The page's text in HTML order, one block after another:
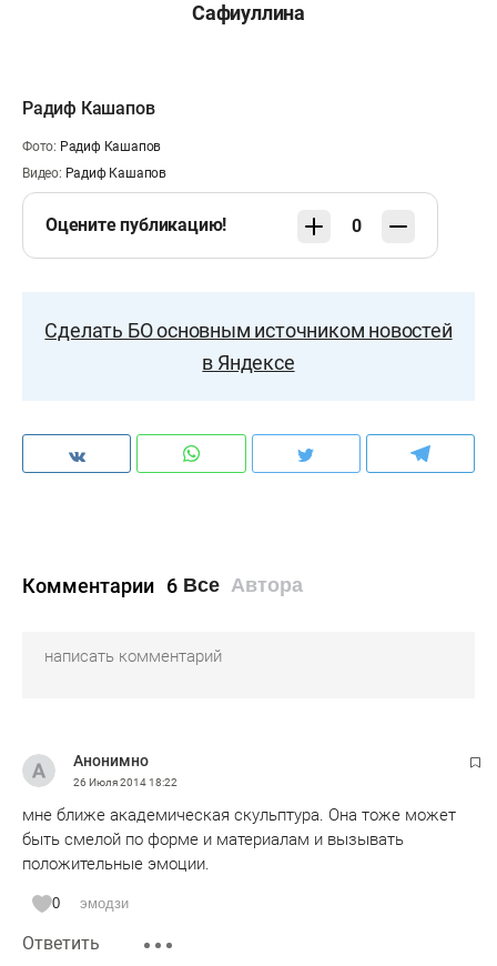
Сафиуллина
Радиф Кашапов
Фото: Радиф Кашапов
Видео: Радиф Кашапов
Оцените публикацию! 0
Сделать БО основным источником новостей
в Яндексе
Комментарии 6 Все Автора
Анонимно
26 Июля 201418:22
мне ближе академическая скульптура. Она тоже может
быть смелой по форме и материалам и вызывать
положительные эмоции.
0 эмодзи
Ответить